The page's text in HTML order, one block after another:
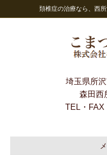
頚椎症の治療なら、西
埼玉県所
森田西
TEL・FAX